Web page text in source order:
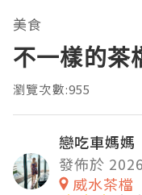
美食
不一樣的茶
瀏覽次數:955
戀吃車媽媽
發佈於
威水茶檔